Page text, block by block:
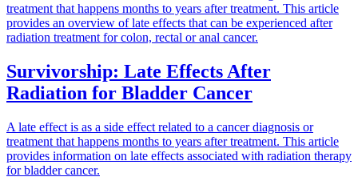
treatment that happens months to years after treatment. This article
provides an overview of late effects that can be experienced after
radiation treatment for colon, rectal or anal cancer.
Survivorship: Late Effects After
Radiation for Bladder Cancer
A late effect is as a side effect related to a cancer diagnosis or
treatment that happens months to years after treatment. This article
provides information on late effects associated with radiation therapy
for bladder cancer.